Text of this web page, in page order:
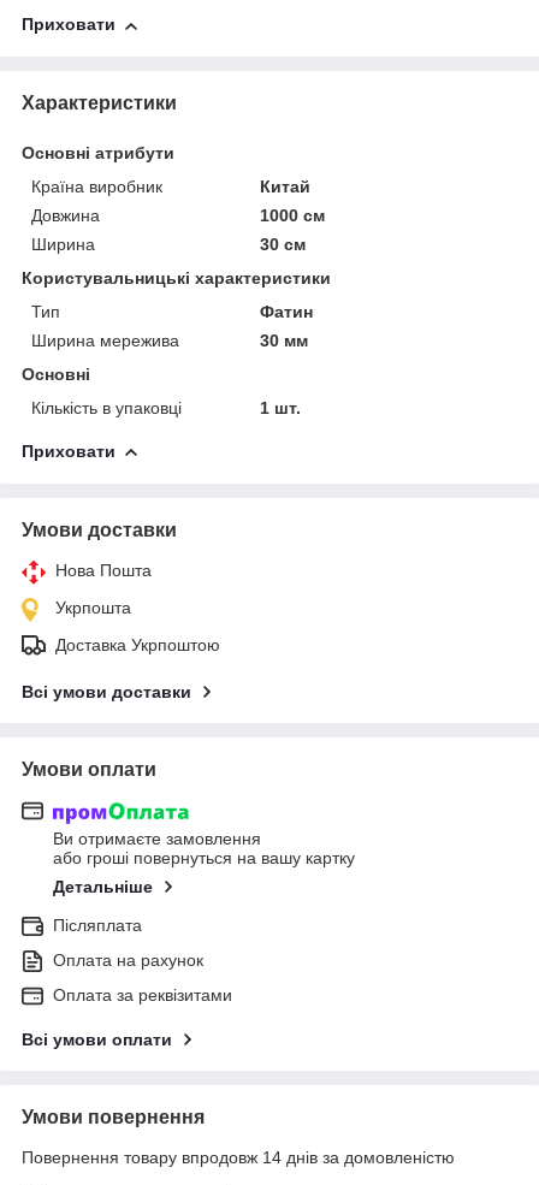
Приховати
Характеристики
Основні атрибути
Країна виробник
Китай
Довжина
1000 см
Ширина
30 см
Користувальницькі характеристики
Тип
Фатин
Ширина мережива
30 мм
Основні
Кількість в упаковці
1 шт.
Приховати
Умови доставки
Нова Пошта
Укрпошта
Доставка Укрпоштою
Всі умови доставки
Умови оплати
Ви отримаєте замовлення
або гроші повернуться на вашу картку
Детальніше
Післяплата
Оплата на рахунок
Оплата за реквізитами
Всі умови оплати
Умови повернення
Повернення товару впродовж 14 днів за домовленістю